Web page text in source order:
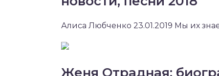
Алиса Любченко 23.01.2019 Мы их
Женя Отрадная: